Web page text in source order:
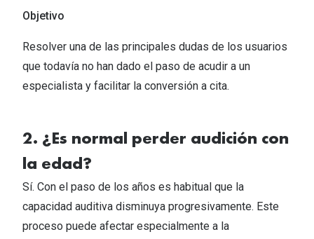
Objetivo​
Resolver una de las principales dudas de los usuarios
que todavía no han dado el paso de acudir a un
especialista y facilitar la conversión a cita.​
2. ¿Es normal perder audición con
la edad?​
Sí. Con el paso de los años es habitual que la
capacidad auditiva disminuya progresivamente. Este
proceso puede afectar especialmente a la